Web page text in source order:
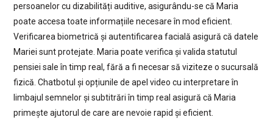
persoanelor cu dizabilități auditive, asigurându-se că Maria
poate accesa toate informațiile necesare în mod eficient.
Verificarea biometrică și autentificarea facială asigură că datele
Mariei sunt protejate. Maria poate verifica și valida statutul
pensiei sale în timp real, fără a fi necesar să viziteze o sucursală
fizică. Chatbotul și opțiunile de apel video cu interpretare în
limbajul semnelor și subtitrări în timp real asigură că Maria
primește ajutorul de care are nevoie rapid și eficient.